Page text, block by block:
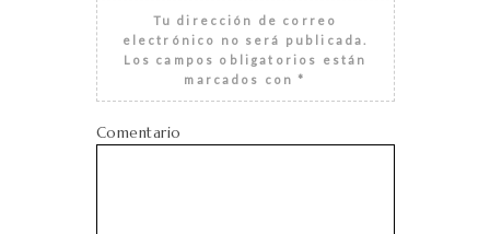
Tu dirección de correo
electrónico no será publicada.
Los campos obligatorios están
marcados con *
Comentario